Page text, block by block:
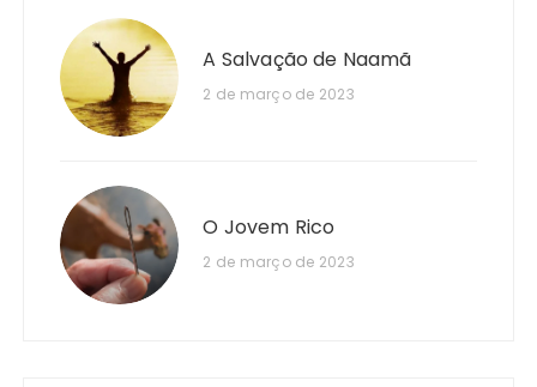
A Salvação de Naamã
2 de março de 2023
O Jovem Rico
2 de março de 2023